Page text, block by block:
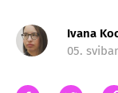
Ivana
05.